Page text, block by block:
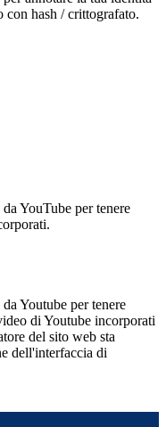
hash / crittografato.
YouTube per tenere
Youtube per tenere
di Youtube incorporati
del sito web sta
dell'interfaccia di